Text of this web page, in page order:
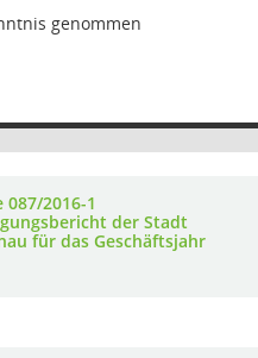
genommen
087/2016-1
der Stadt
für das Geschäftsjahr